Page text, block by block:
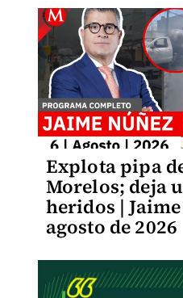
Explota pipa
Morelos; deja
heridos |
agosto de 2026